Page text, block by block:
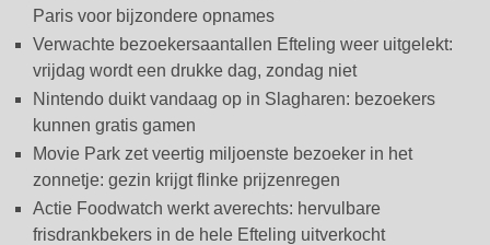
Paris voor bijzondere opnames
Verwachte bezoekersaantallen Efteling weer uitgelekt:
vrijdag wordt een drukke dag, zondag niet
Nintendo duikt vandaag op in Slagharen: bezoekers
kunnen gratis gamen
Movie Park zet veertig miljoenste bezoeker in het
zonnetje: gezin krijgt flinke prijzenregen
Actie Foodwatch werkt averechts: hervulbare
frisdrankbekers in de hele Efteling uitverkocht